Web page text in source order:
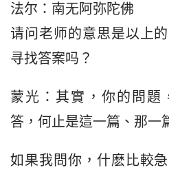
法尔：南无阿弥陀佛
请问老师的意思是以上
寻找答案吗？
蒙光：其實，你的問題
答，何止是這一篇、那一
如果我問你，什麽比較